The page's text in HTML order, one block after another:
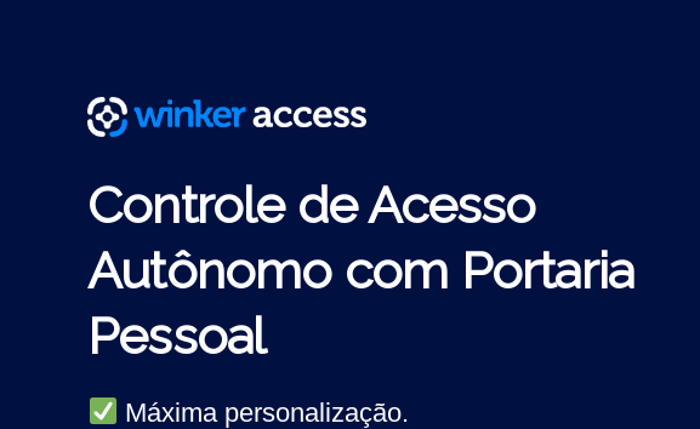
Controle de Acesso
Autônomo com Portaria
Pessoal
Máxima personalização.